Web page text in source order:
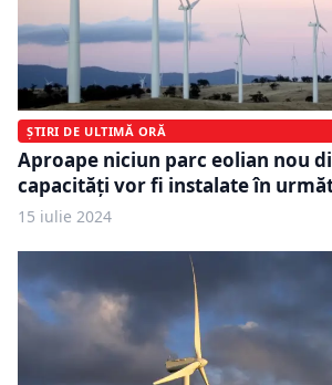
ȘTIRI DE ULTIMĂ ORĂ
Aproape niciun parc eolian nou
capacităţi vor fi instalate în
15 iulie 2024